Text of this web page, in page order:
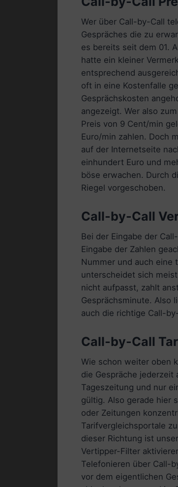
Wer über Call-by-Call
Gespräches die zu
es bereits seit dem 01.
hatte ein kleiner
entsprechend
oft in eine Kostenfalle
Gesprächskosten
angezeigt. Wer also
Preis von 9 Cent/min
Euro/min zahlen. Doch
auf der Internetseite
einhundert Euro und
böse erwachen. Durch
Riegel vorgeschoben.
Call-by-Call
Bei der Eingabe der
Eingabe der Zahlen
Nummer und auch eine
unterscheidet sich
nicht aufpasst, zahlt
Gesprächsminute. Also
auch die richtige Call-
Call-by-Call
Wie schon weiter oben
die Gespräche
Tageszeitung und nur
gültig. Also gerade hier
oder Zeitungen
Tarifvergleichsportale
dieser Richtung ist
Vertipper-Filter
Telefonieren über Call-
vor dem eigentlichen